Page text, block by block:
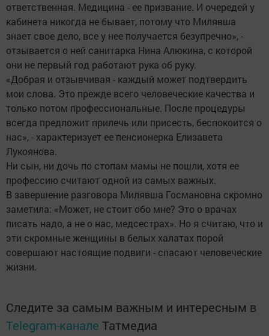
ответственная. Медицина - ее призвание. И очередей у
кабинета никогда не бывает, потому что Милявша
знает свое дело, все у нее получается безупречно», -
отзывается о ней санитарка Нина Алюкина, с которой
они не первый год работают рука об руку.
«Добрая и отзывчивая - каждый может подтвердить
мои слова. Это преж­де всего человеческие качества и
только потом профессиональные. После процедуры
всегда предложит прилечь или присесть, беспокоится о
нас», - характеризует ее пенсионерка Елизавета
Лукоянова.
Ни сын, ни дочь по стопам мамы не пошли, хотя ее
профессию считают одной из самых важных.
В завершение разговора Милявша Гос­мановна скромно
заметила: «Может, не стоит обо мне? Это о врачах
писать надо, а не о нас, медсестрах». Но я считаю, что и
эти скромные женщины в белых халатах порой
совершают настоящие подвиги - спасают человеческие
жизни.
Следите за самым важным и интересным в
Telegram-канале Татмедиа